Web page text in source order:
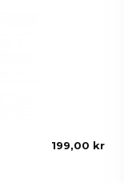
199,00 kr